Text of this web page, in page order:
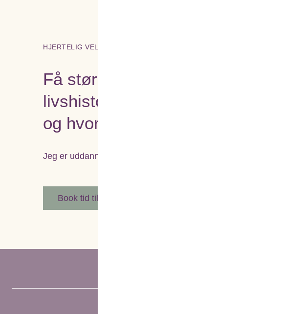
HJERTELIG VELKOMMEN!
Få større personlig indsigt, opløs
livshistorie – genfind dit
og hvor indre ro, styrke og glæde
Jeg er uddannet kropsterapeut fra Omnitherapy og Body SDS,
Book tid til en behandling